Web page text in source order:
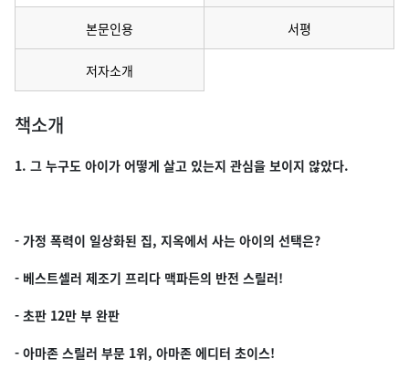
본문인용 서평
저자소개
책소개
1. 그 누구도 아이가 어떻게 살고 있는지 관심을 보이지 않았다.
- 가정 폭력이 일상화된 집, 지옥에서 사는 아이의 선택은?
- 베스트셀러 제조기 프리다 맥파든의 반전 스릴러!
- 초판 12만 부 완판
- 아마존 스릴러 부문 1위, 아마존 에디터 초이스!